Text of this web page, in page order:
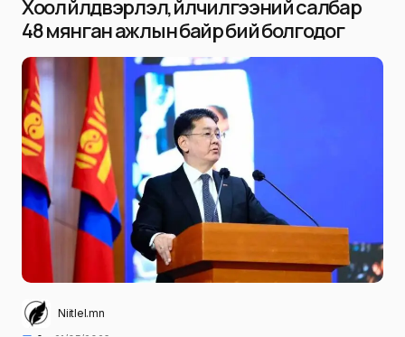
Хоол үйлдвэрлэл, үйлчилгээний салбар
48 мянган ажлын байр бий болгодог
Niitlel.mn